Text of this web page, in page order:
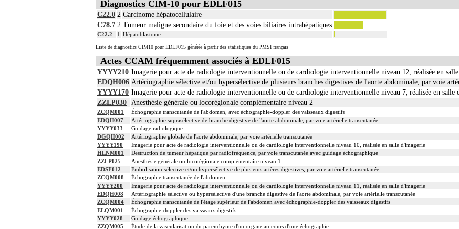
4
- choix du débit de CEC
- décision d'arrêt circulatoire
- définition des protocoles de remplissage
- décision de cardioplégie
4
La suture d'un vaisseau inclut l'angioplastie d'élargissement.
4
Le pontage artériel inclut la thromboendartériectomie de contigüité.
4
Les actes sur le thorax, par thoracoscopie incluent l'évacuation de collection intrathoracique associée, la pose de drain pleural et/ou
4
Les actes sur le thorax, par thoracotomie incluent l'évacuation de collection intrathoracique associée, la pose de drain pleural et/ou
4
Les actes avec dérivation vasculaire [shunt] incluent la pose d'une dérivation inerte ou pulsée, et son ablation.
4
Facturation : les suppléments de numérisation ou la radioscopie de longue durée sous ampli de brillance (chapitre 19) ne peuvent pas être
de radiologie vasculaire
Diagnostics CIM-10 pour EDLF015
C22.0 2 Carcinome hépatocellulaire
C78.7 2 Tumeur maligne secondaire du foie et des voies biliaires intrahépatiques
C22.2 1 Hépatoblastome
Liste de diagnostics CIM10 pour EDLF015 générée à partir des statistiques du PMSI français
Actes CCAM fréquemment associés à EDLF015
YYYY210 Imagerie pour acte de radiologie interventionnelle ou de cardiologie interventionnelle niveau 12, réalisée en
EDQH006 Artériographie sélective et/ou hypersélective de plusieurs branches digestives de l'aorte abdominale, par voie
YYYY170 Imagerie pour acte de radiologie interventionnelle ou de cardiologie interventionnelle niveau 7, réalisée en salle
ZZLP030 Anesthésie générale ou locorégionale complémentaire niveau 2
ZCQM001
Échographie transcutanée de l'abdomen, avec échographie-doppler des vaisseaux digestifs
EDQH007
Artériographie suprasélective de branche digestive de l'aorte abdominale, par voie artérielle transcutanée
YYYY033
Guidage radiologique
DGQH002
Artériographie globale de l'aorte abdominale, par voie artérielle transcutanée
YYYY190
Imagerie pour acte de radiologie interventionnelle ou de cardiologie interventionnelle niveau 10, réalisée en salle d'imagerie
HLNM001
Destruction de tumeur hépatique par radiofréquence, par voie transcutanée avec guidage échographique
ZZLP025
Anesthésie générale ou locorégionale complémentaire niveau 1
EDSF012
Embolisation sélective et/ou hypersélective de plusieurs artères digestives, par voie artérielle transcutanée
ZCQM008
Échographie transcutanée de l'abdomen
YYYY200
Imagerie pour acte de radiologie interventionnelle ou de cardiologie interventionnelle niveau 11, réalisée en salle d'imagerie
EDQH008
Artériographie sélective ou hypersélective d'une branche digestive de l'aorte abdominale, par voie artérielle transcutanée
ZCQM004
Échographie transcutanée de l'étage supérieur de l'abdomen avec échographie-doppler des vaisseaux digestifs
ELQM001
Échographie-doppler des vaisseaux digestifs
YYYY028
Guidage échographique
ZZQM005
Étude de la vascularisation du parenchyme d'un organe au cours d'une échographie